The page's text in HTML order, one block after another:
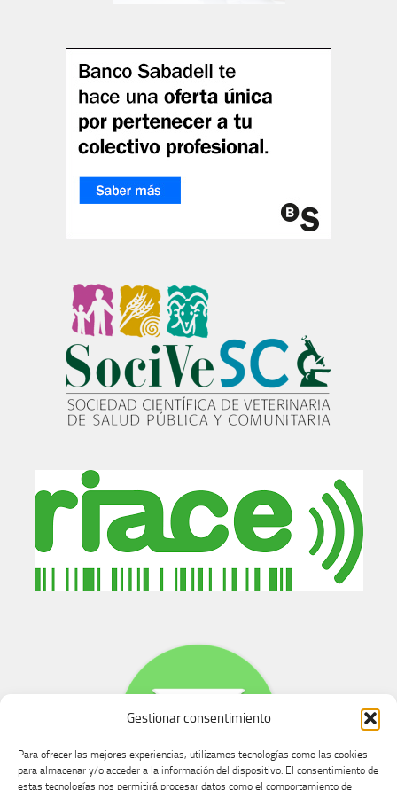
Gestionar consentimiento
Para ofrecer las mejores experiencias, utilizamos tecnologías como las cookies
para almacenar y/o acceder a la información del dispositivo. El consentimiento de
estas tecnologías nos permitirá procesar datos como el comportamiento de